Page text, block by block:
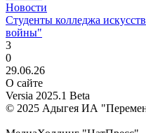
Новости
Студенты колледжа
войны"
3
0
29.06.26
О сайте
Versia 2025.1 Beta
© 2025 Адыгея ИА